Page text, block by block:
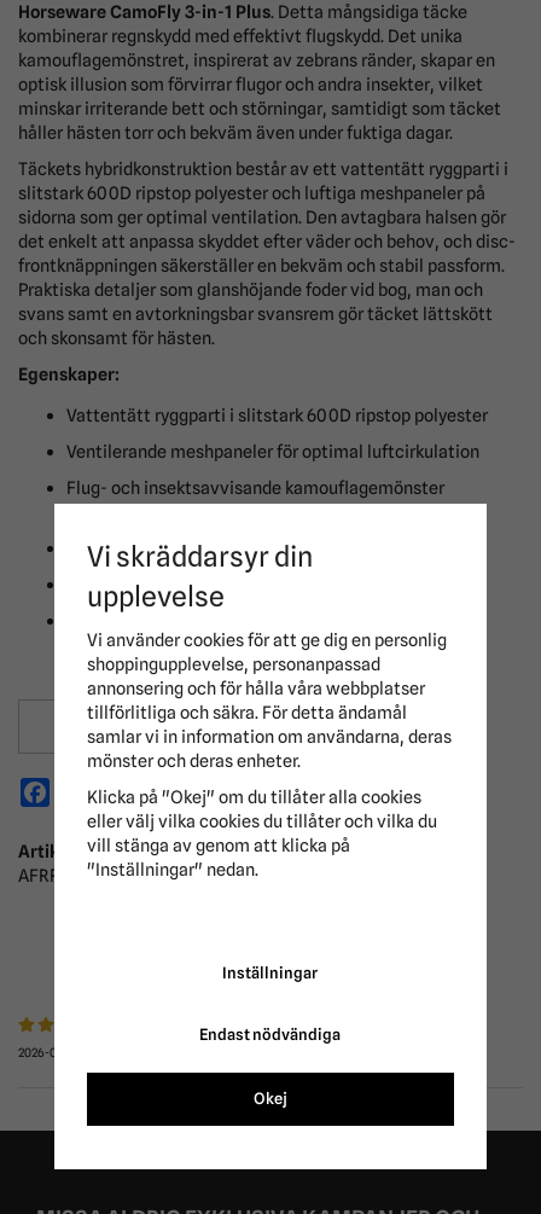
Horseware CamoFly 3-in-1 Plus. Detta mångsidiga täcke
kombinerar regnskydd med effektivt flugskydd. Det unika
kamouflagemönstret, inspirerat av zebrans ränder, skapar en
optisk illusion som förvirrar flugor och andra insekter, vilket
minskar irriterande bett och störningar, samtidigt som täcket
håller hästen torr och bekväm även under fuktiga dagar.
Täckets hybridkonstruktion består av ett vattentätt ryggparti i
slitstark 600D ripstop polyester och luftiga meshpaneler på
sidorna som ger optimal ventilation. Den avtagbara halsen gör
det enkelt att anpassa skyddet efter väder och behov, och disc-
frontknäppningen säkerställer en bekväm och stabil passform.
Praktiska detaljer som glanshöjande foder vid bog, man och
svans samt en avtorkningsbar svansrem gör täcket lättskött
och skonsamt för hästen.
Egenskaper:
Vattentätt ryggparti i slitstark 600D ripstop polyester
Ventilerande meshpaneler för optimal luftcirkulation
Flug- och insektsavvisande kamouflagemönster
Avtagbar hals för flexibelt skydd
Disc-frontknäppning för stabil passform
Spara som favorit
Facebook
X EmailPinterest
Artikelnummer:
AFRRK3-I7BI-125
2026-06-07
Vi skräddarsyr din
upplevelse
Vi använder cookies för att ge dig en personlig
shoppingupplevelse, personanpassad
annonsering och för hålla våra webbplatser
tillförlitliga och säkra. För detta ändamål
samlar vi in information om användarna, deras
mönster och deras enheter.
Klicka på "Okej" om du tillåter alla cookies
eller välj vilka cookies du tillåter och vilka du
vill stänga av genom att klicka på
"Inställningar" nedan.
Inställningar
Endast nödvändiga
Okej